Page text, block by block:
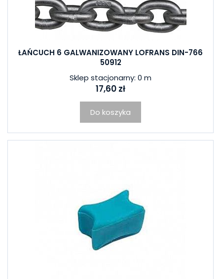
ŁAŃCUCH 6 GALWANIZOWANY LOFRANS DIN-766
50912
Sklep stacjonarny: 0 m
17,60 zł
Do koszyka